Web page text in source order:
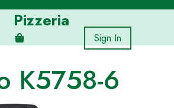
Pizzeria
Sign In
K5758-6